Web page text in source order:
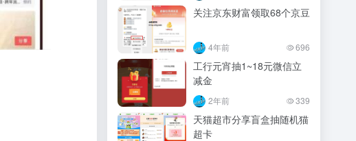
关注京东财富领取68个京豆
4年前 696
工行元宵抽1~18元微信立
减金
2年前 339
天猫超市分享盲盒抽随机猫
超卡